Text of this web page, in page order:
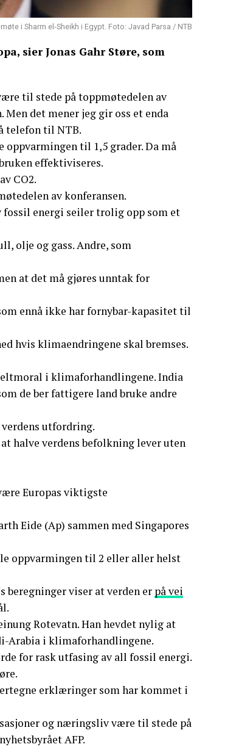
i Sharm el-Sheikh i Egypt. Foto: Javad Parsa / NTB
sier Jonas Gahr Støre, som
til stede på toppmøtedelen av
det mener jeg gir oss et enda
telefon til NTB.
til 1,5 grader. Da må
effektiviseres.
CO2.
av konferansen.
fossil energi seiler trolig opp som et
olje og gass. Andre, som
at det må gjøres unntak for
ennå ikke har fornybar-kapasitet til
hvis klimaendringene skal bremses.
i klimaforhandlingene. India
de ber fattigere land bruke andre
utfordring.
halve verdens befolkning lever uten
Europas viktigste
Eide (Ap) sammen med Singapores
oppvarmingen til 2 eller aller helst
beregninger viser at verden er på vei
Rotevatn. Han hevdet nylig at
Arabia i klimaforhandlingene.
for rask utfasing av all fossil energi.
erklæringer som har kommet i
og næringsliv være til stede på
AFP.